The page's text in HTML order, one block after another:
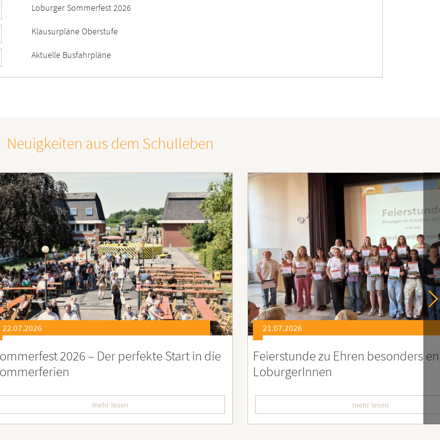
Loburger Sommerfest 2026
Klausurpläne Oberstufe
Aktuelle Busfahrpläne
Neuigkeiten aus dem Schulleben
21.07.2026
zu Ehren besonders engagierter
mehr lesen
21.07.2026
Soziales Engagement für
Ruanda – Wir sind dabei!
mehr lesen